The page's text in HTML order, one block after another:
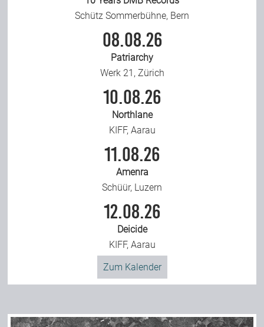
Schütz Sommerbühne, Bern
08.08.26
Patriarchy
Werk 21, Zürich
10.08.26
Northlane
KIFF, Aarau
11.08.26
Amenra
Schüür, Luzern
12.08.26
Deicide
KIFF, Aarau
Zum Kalender